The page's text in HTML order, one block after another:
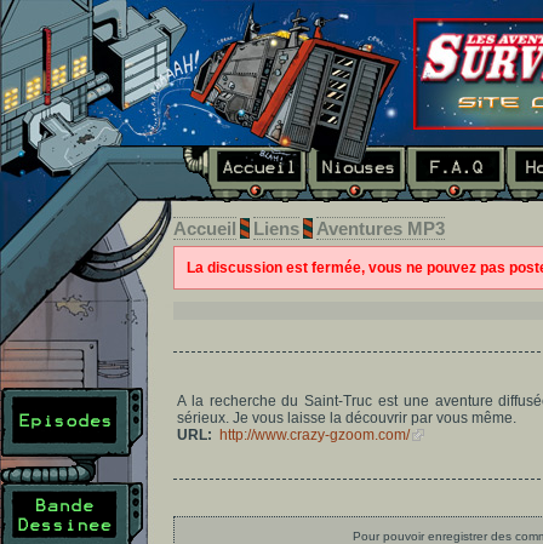
Accueil Liens Aventures MP3
La discussion est fermée, vous ne pouvez pas
A la recherche du Saint-Truc est une aventure
sérieux. Je vous laisse la découvrir par vous même.
URL:
http://www.crazy-gzoom.com/
Pour pouvoir enregistrer des